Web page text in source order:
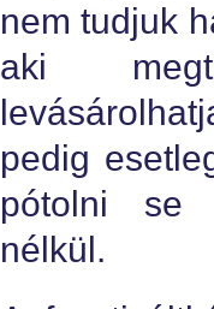
nem tudjuk
aki
pedig
pótolni se
nélkül.